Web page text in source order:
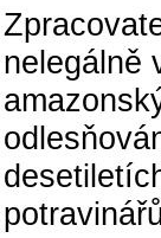
nelegálně